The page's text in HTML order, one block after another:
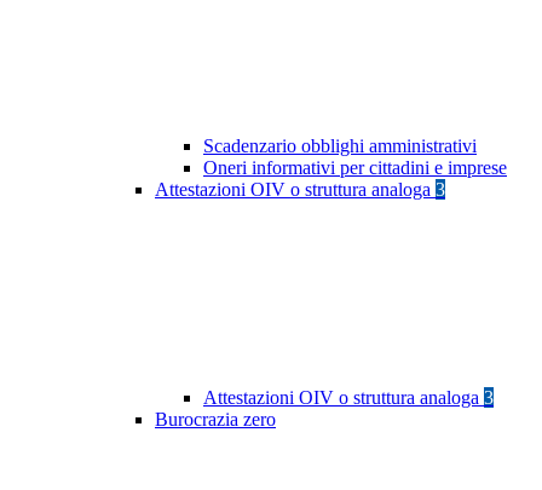
Scadenzario obblighi amministrativi
Oneri informativi per cittadini e imprese
Attestazioni OIV o struttura analoga 3
Attestazioni OIV o struttura analoga 3
Burocrazia zero